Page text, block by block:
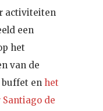
activiteiten
een
het
van de
en het
de